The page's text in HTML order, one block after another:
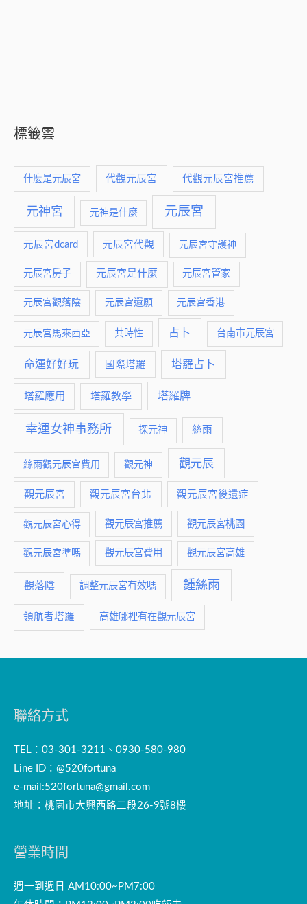
標籤雲
什麼是元辰宮 代觀元辰宮 代觀元辰宮推薦
元神宮 元神是什麼 元辰宮
元辰宮dcard 元辰宮代觀 元辰宮守護神
元辰宮房子 元辰宮是什麼 元辰宮管家
元辰宮觀落陰 元辰宮還願 元辰宮香港
元辰宮馬來西亞 共時性 占卜 台南市元辰宮
命運好好玩 國際塔羅 塔羅占卜
塔羅應用 塔羅教學 塔羅牌
幸運女神事務所 探元神 絲雨
絲雨觀元辰宮費用 觀元神 觀元辰
觀元辰宮 觀元辰宮台北 觀元辰宮後遺症
觀元辰宮心得 觀元辰宮推薦 觀元辰宮桃園
觀元辰宮準嗎 觀元辰宮費用 觀元辰宮高雄
觀落陰 調整元辰宮有效嗎 鍾絲雨
領航者塔羅 高雄哪裡有在觀元辰宮
聯絡方式
TEL：03-301-3211、0930-580-980
Line ID：@520fortuna
e-mail:520fortuna@gmail.com
地址：桃園市大興西路二段26-9號8樓
營業時間
週一到週日 AM10:00~PM7:00